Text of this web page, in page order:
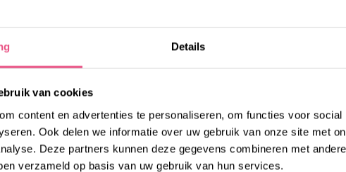
Details
van cookies
content en advertenties te personaliseren, om functies voor
Ook delen we informatie over uw gebruik van onze site met
Deze partners kunnen deze gegevens combineren met
verzameld op basis van uw gebruik van hun services.
OF HEB JE EEN
Bel: 088 – 0026300 (optie 1)
je graag bij jouw vragen